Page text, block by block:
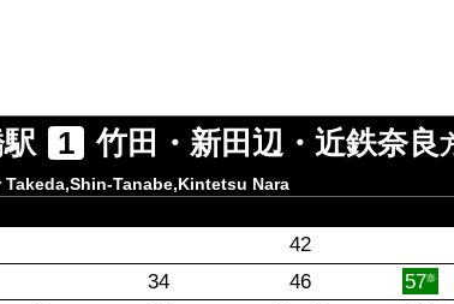
1 竹田・新田辺・近鉄奈良
Tanabe,Kintetsu Nara
42
34 46 57奈